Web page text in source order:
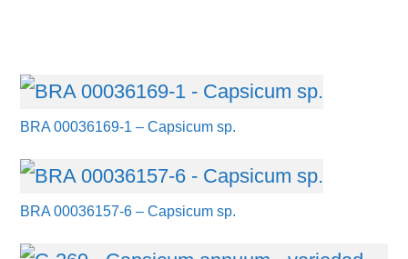
BRA 00036169-1 – Capsicum sp.
BRA 00036157-6 – Capsicum sp.